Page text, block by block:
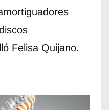
Felisa Quijano.